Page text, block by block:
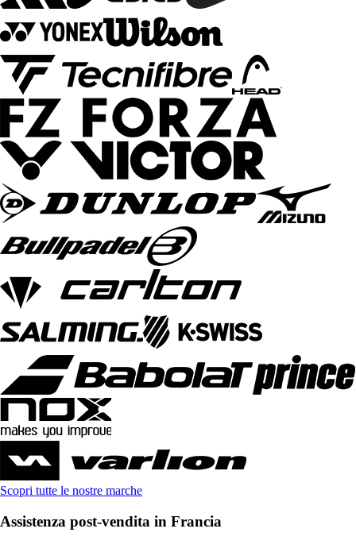
Scopri tutte le nostre marche
Assistenza post-vendita in Francia